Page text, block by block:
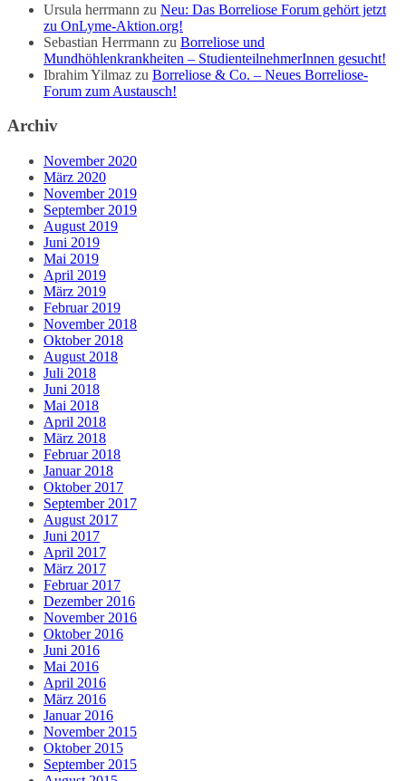
Ursula herrmann zu Neu: Das Borreliose Forum gehört jetzt
zu OnLyme-Aktion.org!
Sebastian Herrmann zu Borreliose und
Mundhöhlenkrankheiten – StudienteilnehmerInnen gesucht!
Ibrahim Yilmaz zu Borreliose & Co. – Neues Borreliose-
Forum zum Austausch!
Archiv
November 2020
März 2020
November 2019
September 2019
August 2019
Juni 2019
Mai 2019
April 2019
März 2019
Februar 2019
November 2018
Oktober 2018
August 2018
Juli 2018
Juni 2018
Mai 2018
April 2018
März 2018
Februar 2018
Januar 2018
Oktober 2017
September 2017
August 2017
Juni 2017
April 2017
März 2017
Februar 2017
Dezember 2016
November 2016
Oktober 2016
Juni 2016
Mai 2016
April 2016
März 2016
Januar 2016
November 2015
Oktober 2015
September 2015